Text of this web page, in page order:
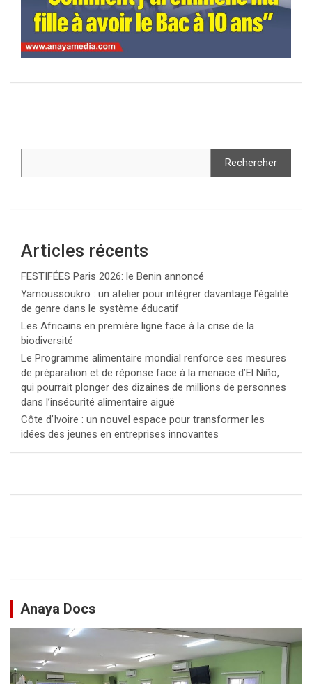
Rechercher
Articles récents
FESTIFÉES Paris 2026: le Benin annoncé
Yamoussoukro : un atelier pour intégrer davantage l’égalité
de genre dans le système éducatif
Les Africains en première ligne face à la crise de la
biodiversité
Le Programme alimentaire mondial renforce ses mesures
de préparation et de réponse face à la menace d’El Niño,
qui pourrait plonger des dizaines de millions de personnes
dans l’insécurité alimentaire aiguë
Côte d’Ivoire : un nouvel espace pour transformer les
idées des jeunes en entreprises innovantes
Anaya Docs